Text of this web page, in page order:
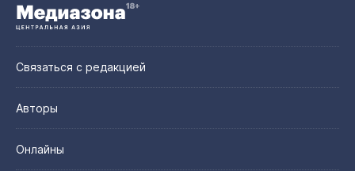
Связаться с редакцией
Авторы
Онлайны